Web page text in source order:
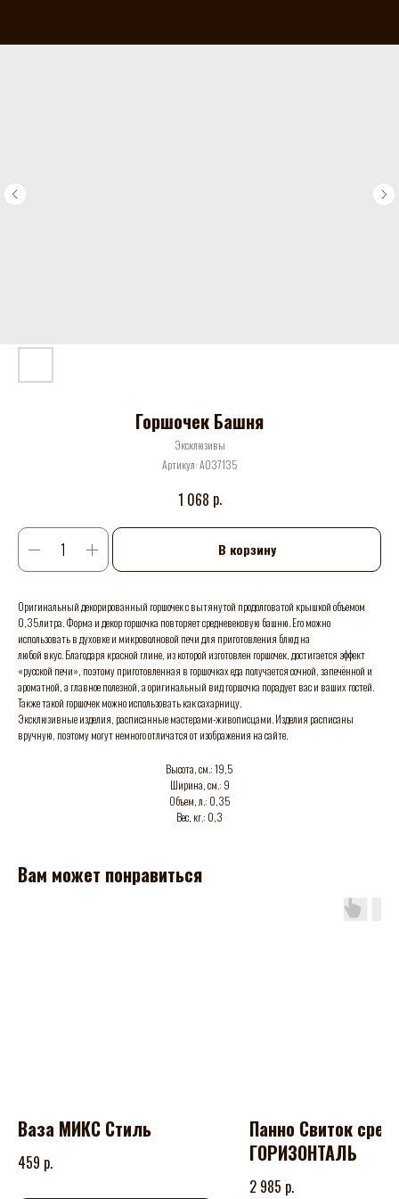
Горшочек Башня
Эксклюзивы
Артикул:А037135
1 068 р.
В корзину
Оригинальный декорированный горшочек с вытянутой продолговатой крышкой объемом
0,35литра. Форма и декор горшочка повторяет средневековую башню. Его можно
использовать в духовке и микроволновой печи для приготовления блюд на
любой вкус. Благодаря красной глине, из которой изготовлен горшочек, достигается эффект
«русской печи», поэтому приготовленная в горшочках еда получается сочной, запечённой и
ароматной, а главное полезной, а оригинальный вид горшочка порадует вас и ваших гостей.
Также такой горшочек можно использовать как сахарницу.
Эксклюзивные изделия, расписанные мастерами-живописцами. Изделия расписаны
вручную, поэтому могут немного отличатся от изображения на сайте.
Высота, см.: 19,5
Ширина, см.: 9
Объем, л.: 0,35
Вес, кг.: 0,3
Вам может понравиться
Ваза МИКС Стиль
459 р.
Панно Свиток сред
ГОРИЗОНТАЛЬ
2 985 р.